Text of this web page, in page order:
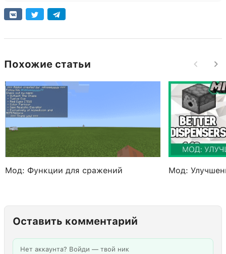
Похожие статьи
Мод: Функции для сражений Мод:
Оставить комментарий
Нет аккаунта? Войди — твой ник